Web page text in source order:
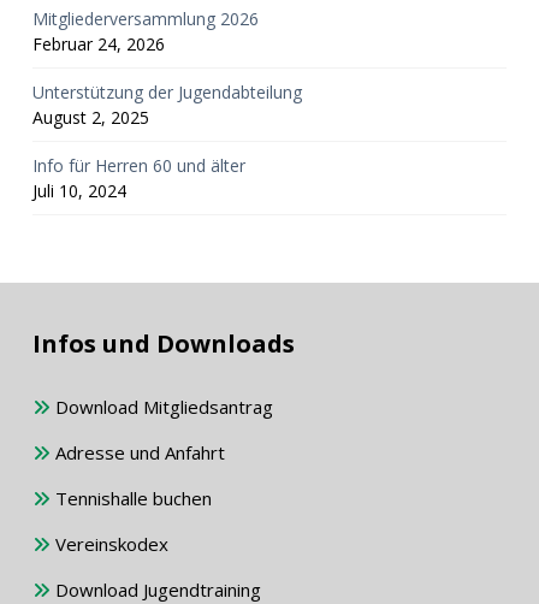
Mitgliederversammlung 2026
Februar 24, 2026
Unterstützung der Jugendabteilung
August 2, 2025
Info für Herren 60 und älter
Juli 10, 2024
Infos und Downloads
Download Mitgliedsantrag
Adresse und Anfahrt
Tennishalle buchen
Vereinskodex
Download Jugendtraining